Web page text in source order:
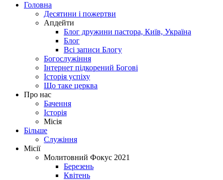
Головна
Десятини і пожертви
Апдейти
Блог дружини пастора, Київ, Україна
Блог
Всі записи Блогу
Богослужіння
Інтернет підкорений Богові
Історія успіху
Що таке церква
Про нас
Бачення
Історія
Місія
Більше
Служіння
Місії
Молитовний Фокус 2021
Березень
Квітень